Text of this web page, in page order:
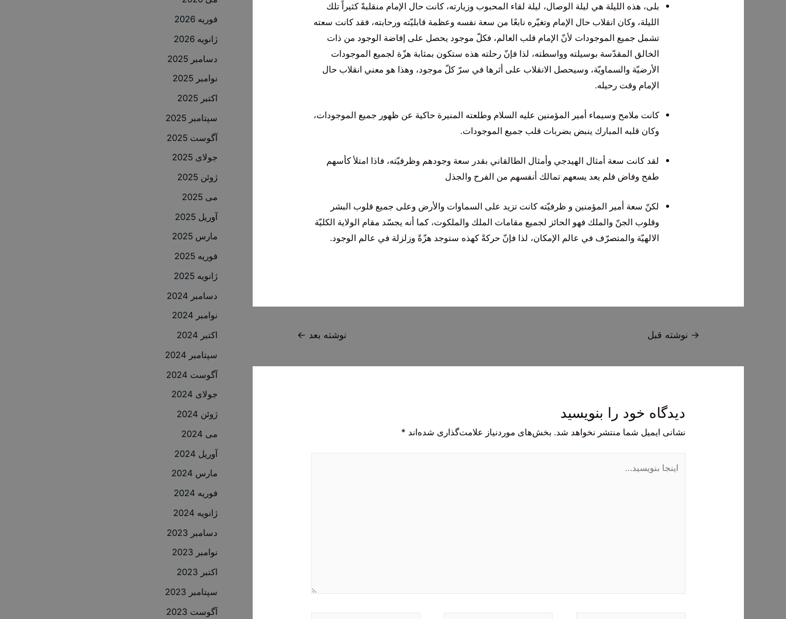
بلى‌، هذه‌ الليلة‌ هي‌ ليلة‌ الوصال‌، ليلة‌ لقاء المحبوب‌ وزيارته‌، كانت‌ حال‌ الإمام‌ منقلبة‌ً كثيراً تلك‌
الليلة‌، وكان‌ انقلاب‌ حال‌ الإمام‌ وتغيّره‌ نابعًا من‌ سعة‌ نفسه‌ وعظمة‌ قابليّته‌ ورحابته‌، فقد كانت‌ سعته‌
تشمل‌ جميع‌ الموجودات‌ لأنّ الإمام‌ قلب‌ العالم‌، فكلّ موجود يحصل‌ على إفاضة‌ الوجود من‌ ذات‌
الخالق‌ المقدّسة‌ بوسيلته‌ وواسطته‌، لذا فإنّ رحلته‌ هذه‌ ستكون‌ بمثابة‌ هزّة‌ لجميع‌ الموجودات‌
الأرضيّة‌ والسماويّة‌، وسيحصل‌ الانقلاب‌ على أثرها في‌ سرّ كلّ موجود، وهذا هو معني‌ انقلاب‌ حال‌
الإمام‌ وقت‌ رحيله‌.
كانت‌ ملامح‌ وسيماء أمير المؤمنين‌ عليه‌ السلام‌ وطلعته‌ المنيرة‌ حاكية‌ عن‌ ظهور جميع‌ الموجودات‌،
وكان‌ قلبه‌ المبارك‌ ينبض‌ بضربات‌ قلب‌ جميع‌ الموجودات‌.
لقد كانت‌ سعة‌ أمثال‌ الهيدجي‌ وأمثال‌ الطالقاني‌ بقدر سعة‌ وجودهم‌ وظرفيّته‌، فاذا امتلأ كأسهم‌
طفح‌ وفاض‌ فلم‌ يعد يسعهم‌ تمالك‌ أنفسهم‌ من‌ الفرح‌ والجذل‌
لكنّ سعة‌ أمير المؤمنين‌ و ظرفيّته‌ كانت‌ تزيد على السماوات‌ والأرض‌ وعلى جميع‌ قلوب‌ البشر
وقلوب‌ الجنّ والملك‌ فهو الحائز لجميع‌ مقامات‌ الملك‌ والملكوت‌، كما أنه‌ يجسّد مقام‌ الولاية‌ الكليّة‌
الالهيّة‌ والمتصرّف‌ في‌ عالم‌ الإمكان‌، لذا فإنّ حركةً كهذه‌ ستوجد هزّةً وزلزلة‌ في‌ عالم‌ الوجود.
راهبری
→ نوشته قبل نوشته بعد ←
دیدگاه‌ خود را بنویسید
نشانی ایمیل شما منتشر نخواهد شد. بخش‌های موردنیاز علامت‌گذاری شده‌اند *
بنویسید…
فوریه 2026
ژانویه 2026
دسامبر 2025
نوامبر 2025
اکتبر 2025
سپتامبر 2025
آگوست 2025
جولای 2025
ژوئن 2025
می 2025
آوریل 2025
مارس 2025
فوریه 2025
ژانویه 2025
دسامبر 2024
نوامبر 2024
اکتبر 2024
سپتامبر 2024
آگوست 2024
جولای 2024
ژوئن 2024
می 2024
آوریل 2024
مارس 2024
فوریه 2024
ژانویه 2024
دسامبر 2023
نوامبر 2023
اکتبر 2023
سپتامبر 2023
آگوست 2023